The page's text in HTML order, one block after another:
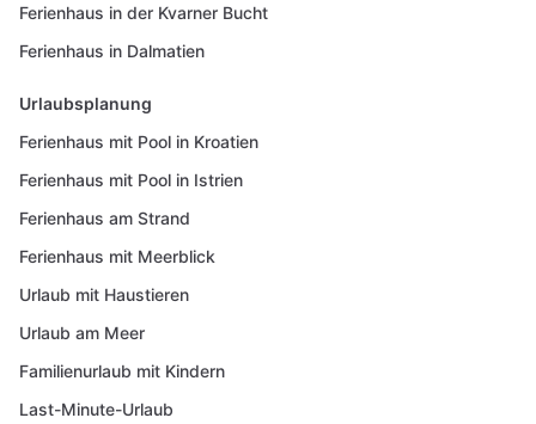
Ferienhaus in der Kvarner Bucht
Ferienhaus in Dalmatien
Urlaubsplanung
Ferienhaus mit Pool in Kroatien
Ferienhaus mit Pool in Istrien
Ferienhaus am Strand
Ferienhaus mit Meerblick
Urlaub mit Haustieren
Urlaub am Meer
Familienurlaub mit Kindern
Last-Minute-Urlaub